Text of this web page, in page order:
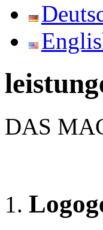
DAS